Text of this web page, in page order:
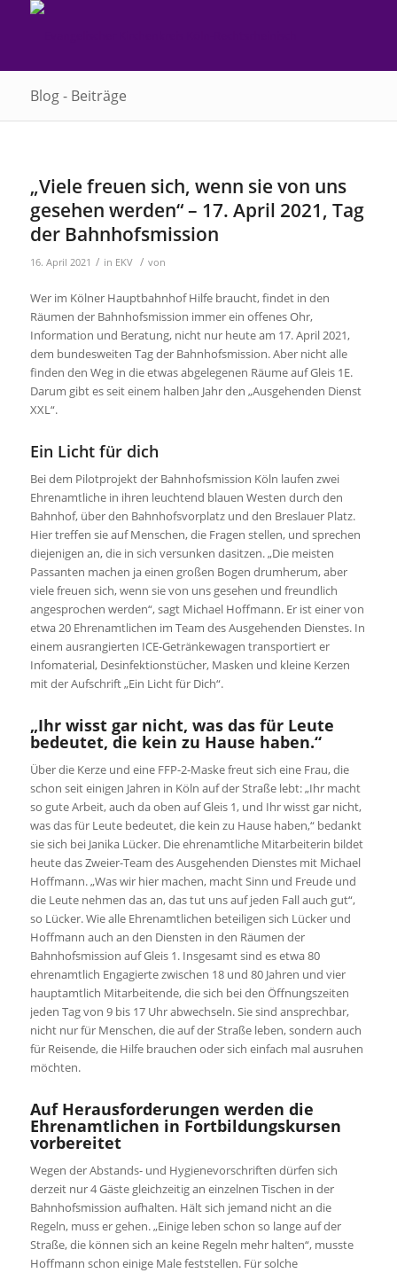
Blog - Beiträge
„Viele freuen sich, wenn sie von uns
gesehen werden“ – 17. April 2021, Tag
der Bahnhofsmission
16. April 2021 / in EKV / von
Wer im Kölner Hauptbahnhof Hilfe braucht, findet in den
Räumen der Bahnhofsmission immer ein offenes Ohr,
Information und Beratung, nicht nur heute am 17. April 2021,
dem bundesweiten Tag der Bahnhofsmission. Aber nicht alle
finden den Weg in die etwas abgelegenen Räume auf Gleis 1E.
Darum gibt es seit einem halben Jahr den „Ausgehenden Dienst
XXL“.
Ein Licht für dich
Bei dem Pilotprojekt der Bahnhofsmission Köln laufen zwei
Ehrenamtliche in ihren leuchtend blauen Westen durch den
Bahnhof, über den Bahnhofsvorplatz und den Breslauer Platz.
Hier treffen sie auf Menschen, die Fragen stellen, und sprechen
diejenigen an, die in sich versunken dasitzen. „Die meisten
Passanten machen ja einen großen Bogen drumherum, aber
viele freuen sich, wenn sie von uns gesehen und freundlich
angesprochen werden“, sagt Michael Hoffmann. Er ist einer von
etwa 20 Ehrenamtlichen im Team des Ausgehenden Dienstes. In
einem ausrangierten ICE-Getränkewagen transportiert er
Infomaterial, Desinfektionstücher, Masken und kleine Kerzen
mit der Aufschrift „Ein Licht für Dich“.
„Ihr wisst gar nicht, was das für Leute
bedeutet, die kein zu Hause haben.“
Über die Kerze und eine FFP-2-Maske freut sich eine Frau, die
schon seit einigen Jahren in Köln auf der Straße lebt: „Ihr macht
so gute Arbeit, auch da oben auf Gleis 1, und Ihr wisst gar nicht,
was das für Leute bedeutet, die kein zu Hause haben,“ bedankt
sie sich bei Janika Lücker. Die ehrenamtliche Mitarbeiterin bildet
heute das Zweier-Team des Ausgehenden Dienstes mit Michael
Hoffmann. „Was wir hier machen, macht Sinn und Freude und
die Leute nehmen das an, das tut uns auf jeden Fall auch gut“,
so Lücker. Wie alle Ehrenamtlichen beteiligen sich Lücker und
Hoffmann auch an den Diensten in den Räumen der
Bahnhofsmission auf Gleis 1. Insgesamt sind es etwa 80
ehrenamtlich Engagierte zwischen 18 und 80 Jahren und vier
hauptamtlich Mitarbeitende, die sich bei den Öffnungszeiten
jeden Tag von 9 bis 17 Uhr abwechseln. Sie sind ansprechbar,
nicht nur für Menschen, die auf der Straße leben, sondern auch
für Reisende, die Hilfe brauchen oder sich einfach mal ausruhen
möchten.
Auf Herausforderungen werden die
Ehrenamtlichen in Fortbildungskursen
vorbereitet
Wegen der Abstands- und Hygienevorschriften dürfen sich
derzeit nur 4 Gäste gleichzeitig an einzelnen Tischen in der
Bahnhofsmission aufhalten. Hält sich jemand nicht an die
Regeln, muss er gehen. „Einige leben schon so lange auf der
Straße, die können sich an keine Regeln mehr halten“, musste
Hoffmann schon einige Male feststellen. Für solche